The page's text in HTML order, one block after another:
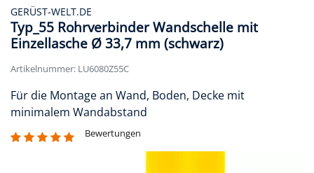
GERÜST-WELT.DE
Typ_55 Rohrverbinder Wandschelle mit
Einzellasche Ø 33,7 mm (schwarz)
Artikelnummer: LU6080Z55C
Für die Montage an Wand, Boden, Decke mit
minimalem Wandabstand
Bewertungen